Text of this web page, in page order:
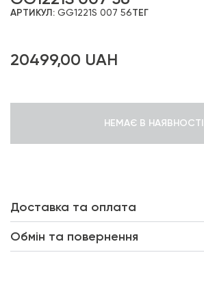
АРТИКУЛ: GG1221S 007 56ТЕГ
20499,00 UAH
НЕМАЄ В НАЯВНОСТІ
Доставка та оплата
Обмін та повернення